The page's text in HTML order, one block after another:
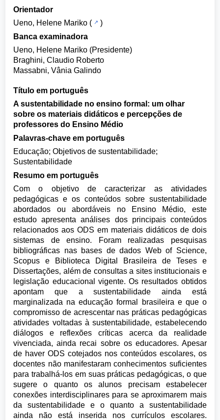
Orientador
Ueno, Helene Mariko (
)
Banca examinadora
Ueno, Helene Mariko (Presidente)
Braghini, Claudio Roberto
Massabni, Vânia Galindo
Título em português
A sustentabilidade no ensino formal: um olhar
sobre os materiais didáticos e percepções de
professores do Ensino Médio
Palavras-chave em português
Educação; Objetivos de sustentabilidade;
Sustentabilidade
Resumo em português
Com o objetivo de caracterizar as atividades
pedagógicas e os conteúdos sobre sustentabilidade
abordados ou abordáveis no Ensino Médio, este
estudo apresenta análises dos principais conteúdos
relacionados aos ODS em materiais didáticos de dois
sistemas de ensino. Foram realizadas pesquisas
bibliográficas nas bases de dados Web of Science,
Scopus e Biblioteca Digital Brasileira de Teses e
Dissertações, além de consultas a sites institucionais e
legislação educacional vigente. Os resultados obtidos
apontam que a sustentabilidade ainda está
marginalizada na educação formal brasileira e que o
compromisso de acrescentar nas práticas pedagógicas
atividades voltadas à sustentabilidade, estabelecendo
diálogos e reflexões críticas acerca da realidade
vivenciada, ainda recai sobre os educadores. Apesar
de haver ODS cotejados nos conteúdos escolares, os
docentes não manifestaram conhecimentos suficientes
para trabalhá-los em suas práticas pedagógicas, o que
sugere o quanto os alunos precisam estabelecer
conexões interdisciplinares para se aproximarem mais
da sustentabilidade e o quanto a sustentabilidade
ainda não está inserida nos currículos escolares.